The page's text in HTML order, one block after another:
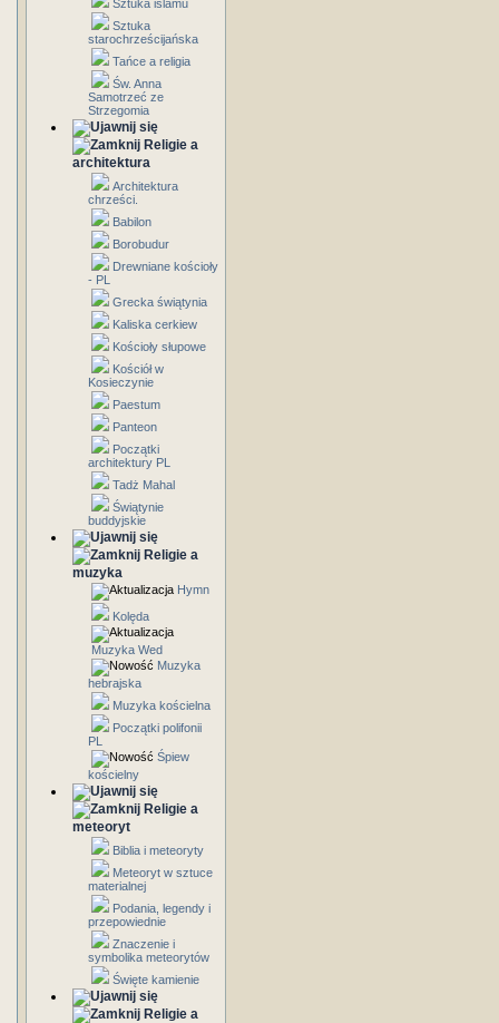
Sztuka islamu
Sztuka
starochrześcijańska
Tańce a religia
Św. Anna
Samotrzeć ze
Strzegomia
Religie a
architektura
Architektura
chrześci.
Babilon
Borobudur
Drewniane kościoły
- PL
Grecka świątynia
Kaliska cerkiew
Kościoły słupowe
Kościół w
Kosieczynie
Paestum
Panteon
Początki
architektury PL
Tadż Mahal
Świątynie
buddyjskie
Religie a
muzyka
Hymn
Kolęda
Muzyka Wed
Muzyka
hebrajska
Muzyka kościelna
Początki polifonii
PL
Śpiew
kościelny
Religie a
meteoryt
Biblia i meteoryty
Meteoryt w sztuce
materialnej
Podania, legendy i
przepowiednie
Znaczenie i
symbolika meteorytów
Święte kamienie
Religie a